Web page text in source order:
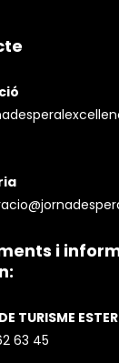
i
TURISME
63 45